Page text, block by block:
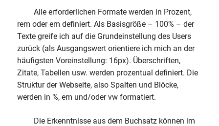
Alle erforderlichen Formate werden in Prozent,
rem oder em definiert. Als Basisgröße – 100% – der
Texte greife ich auf die Grundeinstellung des Users
zurück (als Ausgangswert orientiere ich mich an der
häufigsten Voreinstellung: 16px). Überschriften,
Zitate, Tabellen usw. werden prozentual definiert. Die
Struktur der Webseite, also Spalten und Blöcke,
werden in %, em und/oder vw formatiert.
Die Erkenntnisse aus dem Buchsatz können im